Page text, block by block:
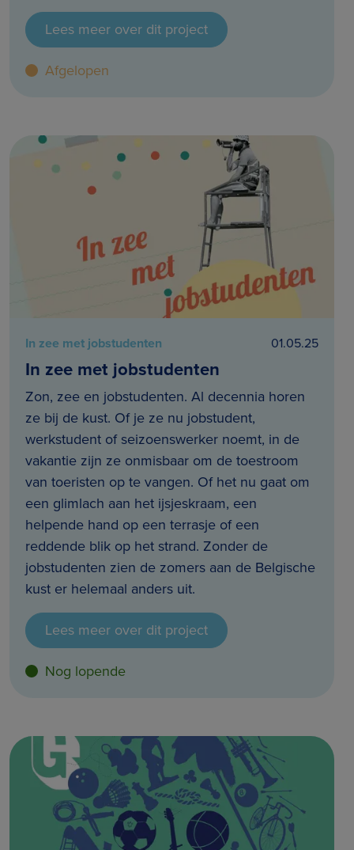
Lees meer over dit project
Afgelopen
In zee met jobstudenten 01.05.25
In zee met jobstudenten
Zon, zee en jobstudenten. Al decennia horen
ze bij de kust. Of je ze nu jobstudent,
werkstudent of seizoenswerker noemt, in de
vakantie zijn ze onmisbaar om de toestroom
van toeristen op te vangen. Of het nu gaat om
een glimlach aan het ijsjeskraam, een
helpende hand op een terrasje of een
reddende blik op het strand. Zonder de
jobstudenten zien de zomers aan de Belgische
kust er helemaal anders uit.
Lees meer over dit project
Nog lopende